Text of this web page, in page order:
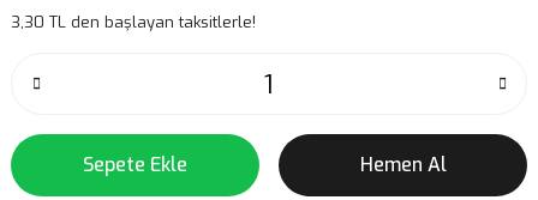
3,30 TL den başlayan taksitlerle!
Sepete Ekle Hemen Al